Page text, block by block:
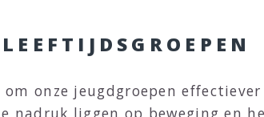
onze jeugdgroepen
nadruk liggen op beweging en